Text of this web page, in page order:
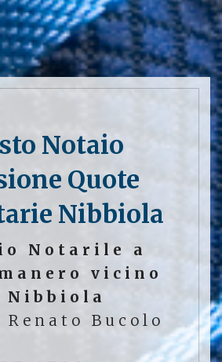
Notaio
Quote
Nibbiola
Notarile a
vicino
Nibbiola
Bucolo